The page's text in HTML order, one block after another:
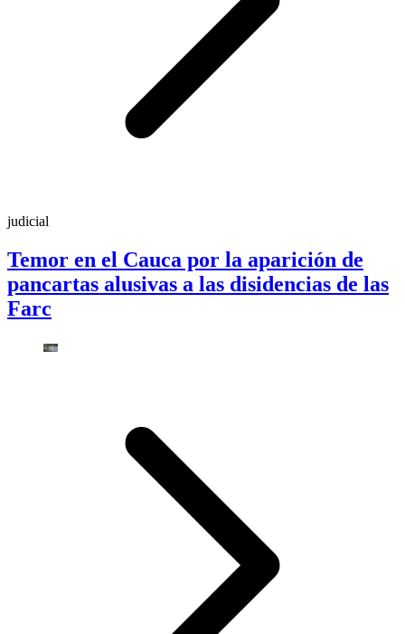
judicial
Temor en el Cauca por la aparición de
pancartas alusivas a las disidencias de las
Farc